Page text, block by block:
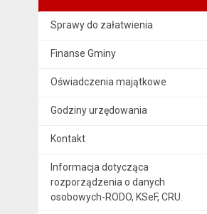
Sprawy do załatwienia
Finanse Gminy
Oświadczenia majątkowe
Godziny urzędowania
Kontakt
Informacja dotycząca
rozporządzenia o danych
osobowych-RODO, KSeF, CRU.